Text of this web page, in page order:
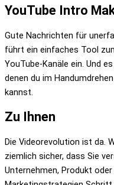
YouTube Intro
Gute Nachrichten für
führt ein einfaches Tool
YouTube-Kanäle ein. Und
denen du im
kannst.
Zu Ihnen
Die Videorevolution ist da.
ziemlich sicher, dass Sie
Unternehmen, Produkt